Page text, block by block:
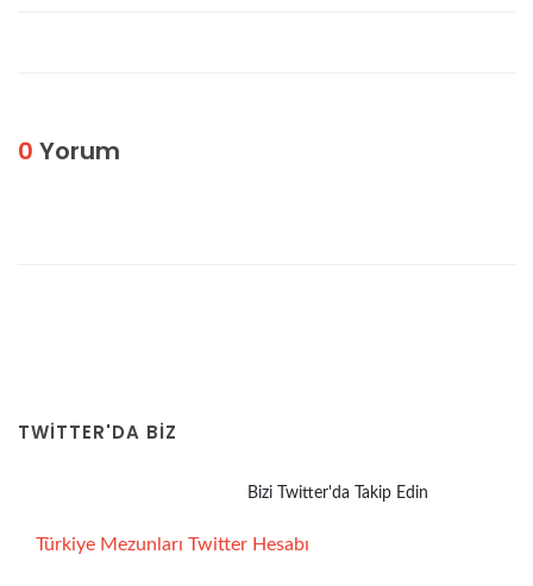
0 Yorum
TWITTER'DA BİZ
Bizi Twitter'da Takip Edin
Türkiye Mezunları Twitter Hesabı